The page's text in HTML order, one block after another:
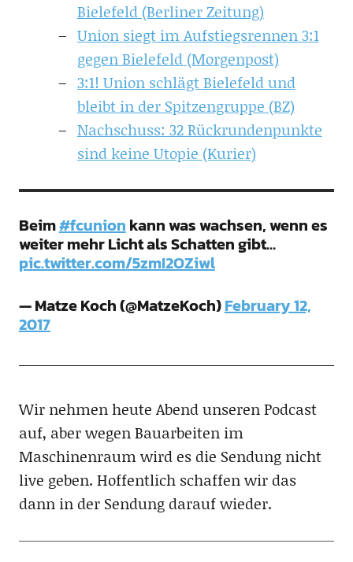
Bielefeld (Berliner Zeitung)
Union siegt im Aufstiegsrennen 3:1
gegen Bielefeld (Morgenpost)
3:1! Union schlägt Bielefeld und
bleibt in der Spitzengruppe (BZ)
Nachschuss: 32 Rückrundenpunkte
sind keine Utopie (Kurier)
Beim#fcunionkann was wachsen, wenn es
weiter mehr Licht als Schatten gibt…
pic.twitter.com/5zmI2OZiwl
— Matze Koch (@MatzeKoch)February 12,
2017
Wir nehmen heute Abend unseren Podcast
auf, aber wegen Bauarbeiten im
Maschinenraum wird es die Sendung nicht
live geben. Hoffentlich schaffen wir das
dann in der Sendung darauf wieder.